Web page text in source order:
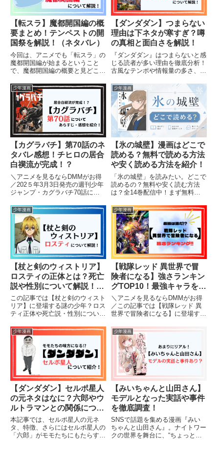
【転スラ】魔都開国編の概
要まとめ！テンペストの開
国祭を解説！（ネタバレ）
今回は、アニメでも「転スラ」の
魔都開国編が始まるということ
で、魔都開国編の概要と見どころ
でおりますが、先に予習しておき
たい、一度読んだけど復習してお
きたいという人は是非読んでみて
ください！！
【ダンダダン】つまらない
理由は下ネタが寒すぎ？噂
の真相と面白さを解説！
『ダンダダン』はつまらないと感
じる読者が多い理由を徹底分析！
古風なテンポや情報量の多さ、下
力不足など、作品に対する批判の
ポイントを詳しく解説します。
少年漫画
【カグラバチ】第70話のネ
タバレ感想！チヒロの居合
白禊流が完成！？
＼アニメを見るならDMMがお得
／202５年3月3日発売の週刊少年
ジャンプ・カグラバチ70話につ
ころやあらすじ、感想を紹介しま
す。【カグラバチ】を読むのがオ
ススメの人はこちら！・王道ジャ
ンプ・ダークファンタジー系...
少年漫画
【氷の城壁】漫画はどこで
読める？無料で読める方法
や安く読める方法を紹介！
「氷の城壁」を読みたい。どこで
読めるの？無料や安く読む方法
は？全14巻配信中！まず無料で
続きをまとめてお得に読むならコ
ミックシーモアの70%OFFクーポ
ンがおすすめです。『氷の城壁』
は、阿賀沢紅茶先生による大人...
少年漫画
【杖と剣のウィストリア】
ロスティの正体とは？死亡
説や性別について解説！
（ネタバレ）
この記事では【杖と剣のウィスト
リア】に登場する謎の少年？ロス
ティ正体や死亡説・性別について
少年漫画
【戦隊レッド 異世界で冒
険者になる】強さランキン
グTOP10！最強キャラを徹
底考察！
＼アニメを見るならDMMがお得
／この記事では【戦隊レッド 異
世界で冒険者になる】に登場する
ランキング形式で発表します。そ
れぞれの強さや特徴的な妖術につ
いて詳しく解説します。最新話
42話（2025年1月）までの各...
少年漫画
【ダンダダン】セルポ星人
の元ネタはなに？六郎やウ
ルトラマンとの関係につい
て解説！（ネタバレ）
本記事では、セルポ星人の元ネ
タ、特徴、さらにはセルポ星人の
「六郎」がモモたちにもたらす影
少年漫画
【みいちゃんと山田さん】
モデルとなった実話や事件
を徹底調査！
SNSで話題を集める漫画『みい
ちゃんと山田さん』。ナイトワー
クの世界を舞台に、“ちょっと足